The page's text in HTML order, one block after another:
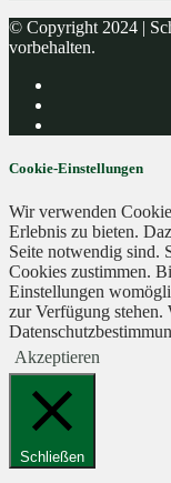
© Copyright 2024 |
vorbehalten.
Cookie-Einstellungen
Wir verwenden
Erlebnis zu bieten.
Seite notwendig sind.
Cookies zustimmen.
Einstellungen
zur Verfügung stehen.
Akzeptieren
Schließen